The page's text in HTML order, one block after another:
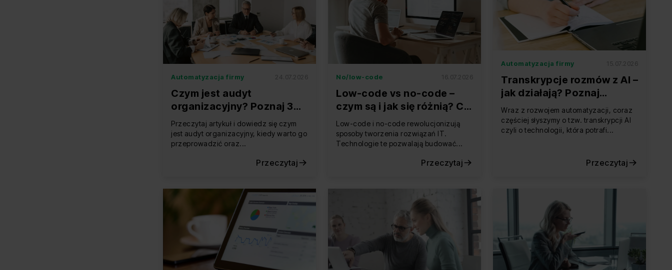
Automatyzacja firmy 24.07.2026
Czym jest audyt
organizacyjny? Poznaj 3
oznaki tego, że warto go
przeprowadzić
Przeczytaj artykuł i dowiedz się czym
jest audyt organizacyjny, kiedy warto go
przeprowadzić oraz...
Przeczytaj
No/low-code 16.07.2026
Low-code vs no-code –
czym są i jak się różnią? Co
wybrać w swojej firmie?
Low-code i no-code rewolucjonizują
sposoby tworzenia rozwiązań IT.
Technologie te pozwalają budować...
Przeczytaj
Automatyzacja firmy 15.07.2026
Transkrypcje rozmów z AI –
jak działają? Poznaj
rozwiązania do
automatycznego
tworzenia podsumowań
Wraz z rozwojem automatyzacji, coraz
częściej słyszymy o tzw. transkrypcji AI
czyli o technologii, która potrafi...
Przeczytaj